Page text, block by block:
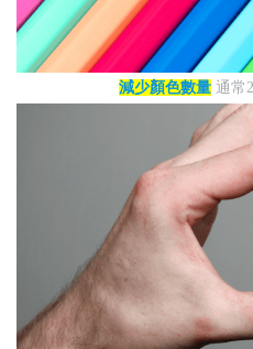
減少顏色數量通常